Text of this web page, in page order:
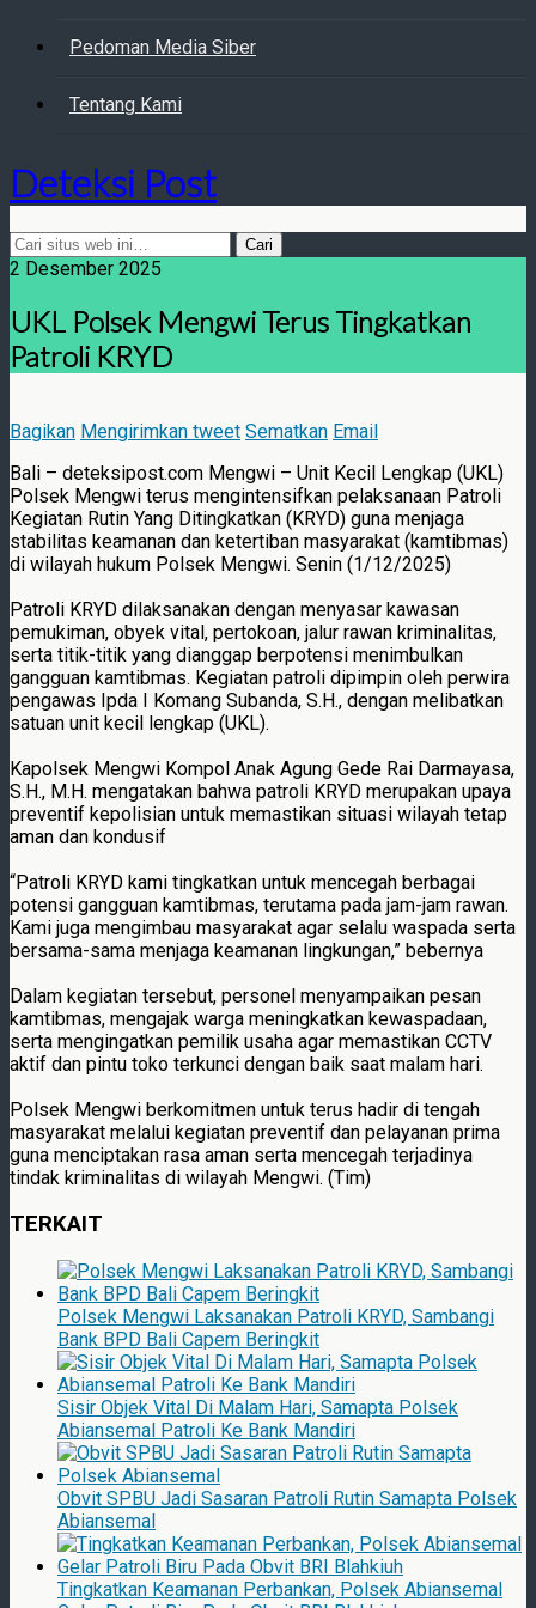
Pedoman Media Siber
Tentang Kami
Deteksi Post
2 Desember 2025
UKL Polsek Mengwi Terus Tingkatkan
Patroli KRYD
Bagikan Mengirimkan tweet Sematkan Email
Bali – deteksipost.com Mengwi – Unit Kecil Lengkap (UKL)
Polsek Mengwi terus mengintensifkan pelaksanaan Patroli
Kegiatan Rutin Yang Ditingkatkan (KRYD) guna menjaga
stabilitas keamanan dan ketertiban masyarakat (kamtibmas)
di wilayah hukum Polsek Mengwi. Senin (1/12/2025)
Patroli KRYD dilaksanakan dengan menyasar kawasan
pemukiman, obyek vital, pertokoan, jalur rawan kriminalitas,
serta titik-titik yang dianggap berpotensi menimbulkan
gangguan kamtibmas. Kegiatan patroli dipimpin oleh perwira
pengawas Ipda I Komang Subanda, S.H., dengan melibatkan
satuan unit kecil lengkap (UKL).
Kapolsek Mengwi Kompol Anak Agung Gede Rai Darmayasa,
S.H., M.H. mengatakan bahwa patroli KRYD merupakan upaya
preventif kepolisian untuk memastikan situasi wilayah tetap
aman dan kondusif
“Patroli KRYD kami tingkatkan untuk mencegah berbagai
potensi gangguan kamtibmas, terutama pada jam-jam rawan.
Kami juga mengimbau masyarakat agar selalu waspada serta
bersama-sama menjaga keamanan lingkungan,” bebernya
Dalam kegiatan tersebut, personel menyampaikan pesan
kamtibmas, mengajak warga meningkatkan kewaspadaan,
serta mengingatkan pemilik usaha agar memastikan CCTV
aktif dan pintu toko terkunci dengan baik saat malam hari.
Polsek Mengwi berkomitmen untuk terus hadir di tengah
masyarakat melalui kegiatan preventif dan pelayanan prima
guna menciptakan rasa aman serta mencegah terjadinya
tindak kriminalitas di wilayah Mengwi. (Tim)
TERKAIT
Polsek Mengwi Laksanakan Patroli KRYD, Sambangi
Bank BPD Bali Capem Beringkit
Sisir Objek Vital Di Malam Hari, Samapta Polsek
Abiansemal Patroli Ke Bank Mandiri
Obvit SPBU Jadi Sasaran Patroli Rutin Samapta Polsek
Abiansemal
Tingkatkan Keamanan Perbankan, Polsek Abiansemal